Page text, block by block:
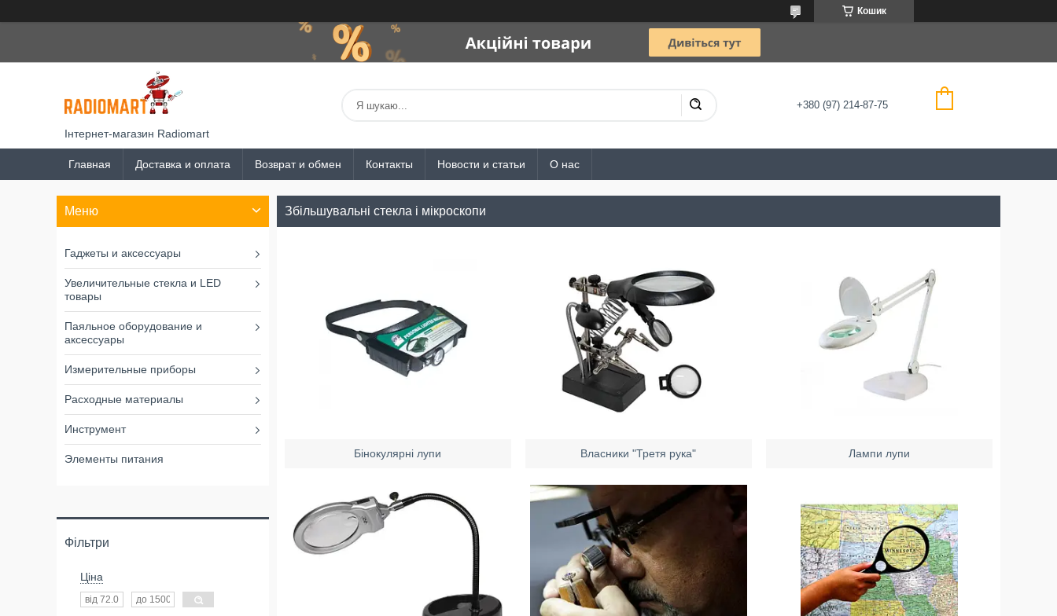
Кошик
Інтернет-магазин Radiomart
+380 (97) 214-87-75
Главная Доставка и оплата Возврат и обмен Контакты Новости и статьи О нас
Збільшувальні стекла і мікроскопи
Бінокулярні лупи Власники "Третя рука" Лампи лупи
Гаджеты и аксессуары
Увеличительные стекла и LED
товары
Паяльное оборудование и
аксессуары
Измерительные приборы
Расходные материалы
Инструмент
Элементы питания
Фільтри
Ціна